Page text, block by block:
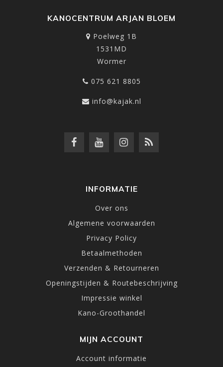
KANOCENTRUM ARJAN BLOEM
Poelweg 1B
1531MD
Wormer
075 621 8805
info@kajak.nl
INFORMATIE
Over ons
Algemene voorwaarden
Privacy Policy
Betaalmethoden
Verzenden & Retourneren
Openingstijden & Routebeschrijving
Impressie winkel
Kano-Groothandel
MIJN ACCOUNT
Account informatie